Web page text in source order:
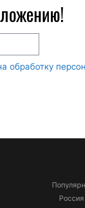
обработку
Россия